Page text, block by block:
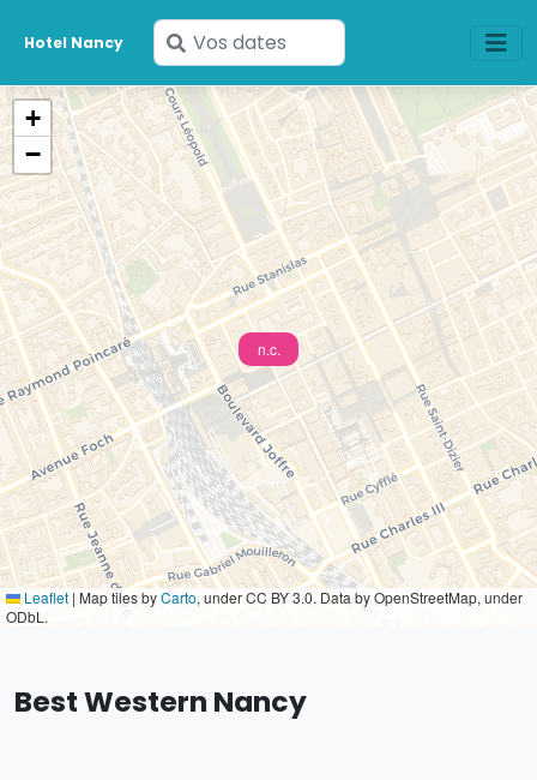
Hotel Nancy
Saisissez
vos
dates
n.c.
+
−
Leaflet | Map tiles byCarto, under CC BY 3.0. Data by OpenStreetMap, under
ODbL.
Best Western Nancy